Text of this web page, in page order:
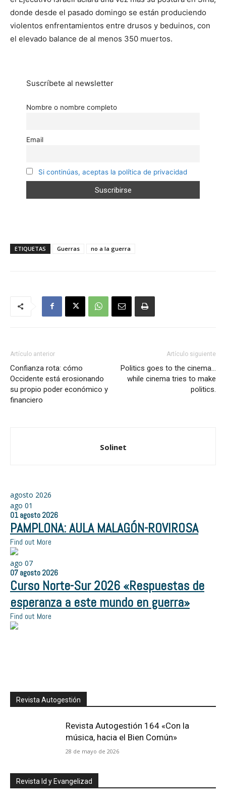
donde desde el pasado domingo se están produciendo
violentos enfrentamientos entre drusos y beduinos, con
el elevado balance de al menos 350 muertos.
Suscríbete al newsletter
Nombre o nombre completo
Email
Si continúas, aceptas la política de privacidad
ETIQUETAS Guerras no a la guerra
Artículo anterior
Confianza rota: cómo
Occidente está erosionando
su propio poder económico y
financiero
Artículo siguiente
Politics goes to the cinema…
while cinema tries to make
politics.
Solinet
agosto 2026
ago 01
01 agosto 2026
PAMPLONA: AULA MALAGÓN-ROVIROSA
Find out More
ago 07
07 agosto 2026
Curso Norte-Sur 2026 «Respuestas de
esperanza a este mundo en guerra»
Find out More
Revista Autogestión
Revista Autogestión 164 «Con la
música, hacia el Bien Común»
28 de mayo de 2026
Revista Id y Evangelizad